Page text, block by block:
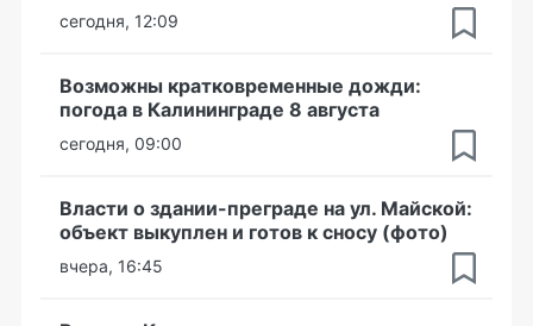
сегодня, 12:09
Возможны кратковременные дожди:
погода в Калининграде 8 августа
сегодня, 09:00
Власти о здании-преграде на ул. Майской:
объект выкуплен и готов к сносу (фото)
вчера, 16:45